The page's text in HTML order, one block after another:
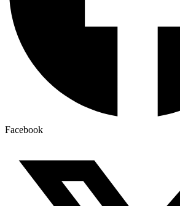
Facebook